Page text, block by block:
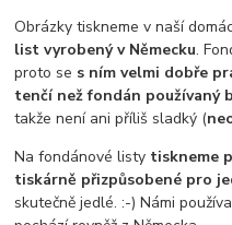
Obrázky tiskneme v naší
list vyrobený v Německu.
proto se s ním velmi dobře
tenčí než fondán používaný
takže není ani příliš sladký (
Na fondánové listy tiskneme
tiskárně přizpůsobené pro
skutečně jedlé. :-) Námi